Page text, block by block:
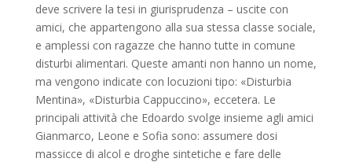
deve scrivere la tesi in giurisprudenza – uscite con
amici, che appartengono alla sua stessa classe sociale,
e amplessi con ragazze che hanno tutte in comune
disturbi alimentari. Queste amanti non hanno un nome,
ma vengono indicate con locuzioni tipo: «Disturbia
Mentina», «Disturbia Cappuccino», eccetera. Le
principali attività che Edoardo svolge insieme agli amici
Gianmarco, Leone e Sofia sono: assumere dosi
massicce di alcol e droghe sintetiche e fare delle